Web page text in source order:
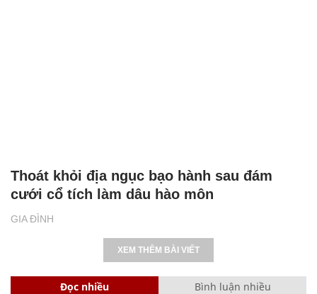
GIA ĐÌNH
Thoát khỏi địa ngục bạo hành sau đám
cưới cổ tích làm dâu hào môn
XEM THÊM BÀI VIẾT
Đọc nhiều Bình luận nhiều